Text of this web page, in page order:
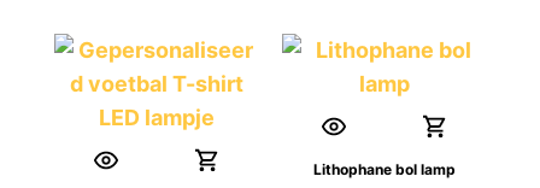
Lithophane bol lamp